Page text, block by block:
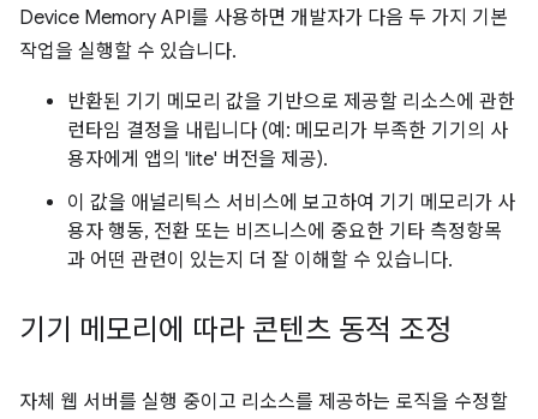
Device Memory API를 사용하면 개발자가 다음 두 가지 기본
작업을 실행할 수 있습니다.
반환된 기기 메모리 값을 기반으로 제공할 리소스에 관한
런타임 결정을 내립니다 (예: 메모리가 부족한 기기의 사
용자에게 앱의 'lite' 버전을 제공).
이 값을 애널리틱스 서비스에 보고하여 기기 메모리가 사
용자 행동, 전환 또는 비즈니스에 중요한 기타 측정항목
과 어떤 관련이 있는지 더 잘 이해할 수 있습니다.
기기 메모리에 따라 콘텐츠 동적 조정
자체 웹 서버를 실행 중이고 리소스를 제공하는 로직을 수정할